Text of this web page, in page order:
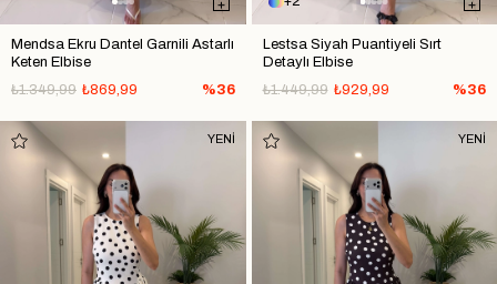
Mendsa Ekru Dantel Garnili Astarlı
Keten Elbise
₺869,99
₺1.349,99 %36
Lestsa Siyah Puantiyeli Sırt
Detaylı Elbise
₺929,99
₺1.449,99 %36
YENİ YENİ